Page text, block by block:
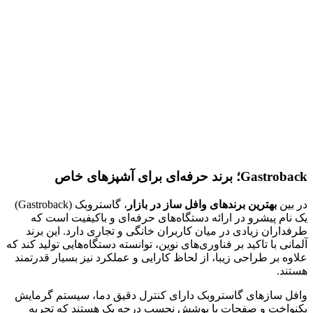
Gastroback؛ برند حرفه‌ای برای آشپزهای خاص
در بین بهترین برندهای وافل ساز در بازار
، گاستروبک (Gastroback)
یک نام پیشرو در ارائه دستگاه‌های حرفه‌ای و باکیفیت است که
طرفداران زیادی در میان کاربران خانگی و تجاری دارد. این برند
آلمانی با تاکید بر فناوری‌های نوین، توانسته دستگاه‌هایی تولید کند که
علاوه بر طراحی زیبا، از لحاظ کارایی و عملکرد نیز بسیار قدرتمند
هستند.
وافل سازهای گاستروبک دارای کنترل دقیق دما، سیستم گرمایش
یکنواخت و صفحات با پوشش نچسب درجه یک هستند که تجربه